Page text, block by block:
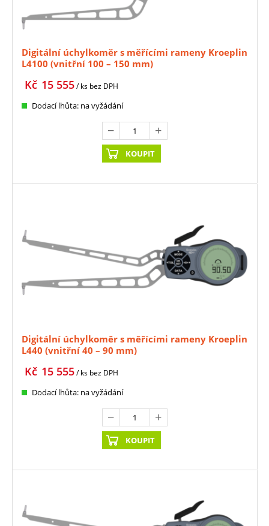
Digitální úchylkoměr s měřícími rameny Kroeplin
L4100 (vnitřní 100 – 150 mm)
15 555
Kč / ks bez DPH
Dodací lhůta: na vyžádání
KOUPIT
Digitální úchylkoměr s měřícími rameny Kroeplin
L440 (vnitřní 40 – 90 mm)
15 555
Kč / ks bez DPH
Dodací lhůta: na vyžádání
KOUPIT